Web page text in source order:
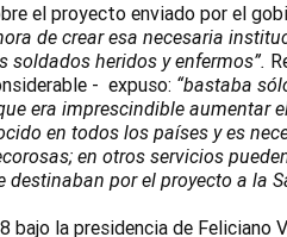
el proyecto enviado por el
de crear esa necesaria
soldados heridos y enfermos”.
- expuso: “bastaba
era imprescindible aumentar
en todos los países y es
en otros servicios
destinaban por el proyecto a la
bajo la presidencia de